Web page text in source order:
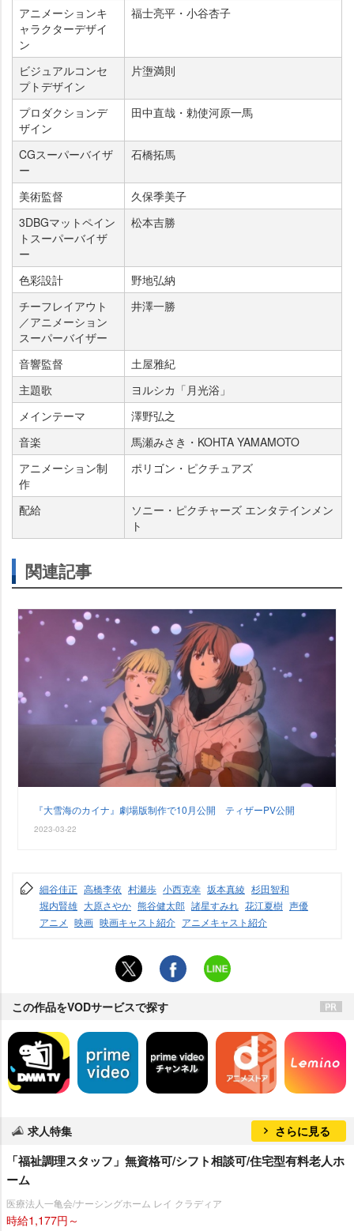
アニメーションキ
ャラクターデザイ
ン
福士亮平・小谷杏子
ビジュアルコンセ
プトデザイン
片塰満則
プロダクションデ
ザイン
田中直哉・勅使河原一馬
CGスーパーバイザ
ー
石橋拓馬
美術監督
久保季美子
3DBGマットペイン
トスーパーバイザ
ー
松本吉勝
色彩設計
野地弘納
チーフレイアウト
／アニメーション
スーパーバイザー
井澤一勝
音響監督
土屋雅紀
主題歌
ヨルシカ「月光浴」
メインテーマ
澤野弘之
音楽
馬瀬みさき・KOHTA YAMAMOTO
アニメーション制
作
ポリゴン・ピクチュアズ
配給
ソニー・ピクチャーズ エンタテインメン
ト
関連記事
『大雪海のカイナ』劇場版制作で10月公開 ティザーPV公開
2023-03-22
細谷佳正 高橋李依 村瀬歩 小西克幸 坂本真綾 杉田智和
堀内賢雄 大原さやか 熊谷健太郎 諸星すみれ 花江夏樹 声優
アニメ 映画 映画キャスト紹介 アニメキャスト紹介
この作品をVODサービスで探す
求人特集 さらに見る
「福祉調理スタッフ」無資格可/シフト相談可/住宅型有料老人ホ
ーム
医療法人一亀会/ナーシングホーム レイ クラディア
時給1,177円～